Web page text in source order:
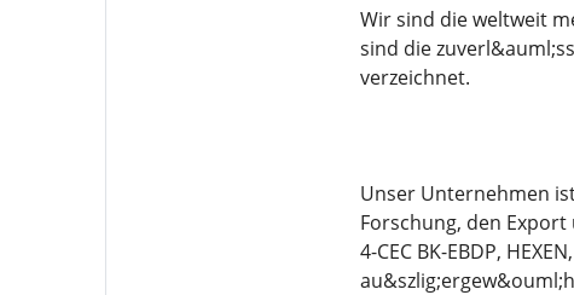
Wir sind die weltweit
sind die
verzeichnet.
Unser Unternehmen
Forschung, den
4-CEC BK-EBDP,